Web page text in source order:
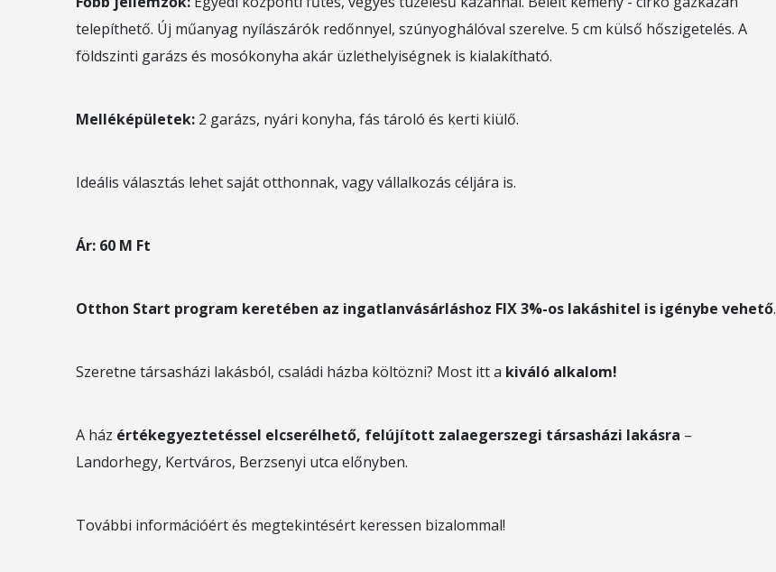
telepíthető. Új műanyag nyílászárók redőnnyel, szúnyoghálóval szerelve. 5 cm külső hőszigetelés. A
földszinti garázs és mosókonyha akár üzlethelyiségnek is kialakítható.
Melléképületek: 2 garázs, nyári konyha, fás tároló és kerti kiülő.
Ideális választás lehet saját otthonnak, vagy vállalkozás céljára is.
Ár: 60 M Ft
Otthon Start program keretében az ingatlanvásárláshoz FIX 3%-os lakáshitel is igénybe vehető.
Szeretne társasházi lakásból, családi házba költözni? Most itt a kiváló alkalom!
A ház értékegyeztetéssel elcserélhető, felújított zalaegerszegi társasházi lakásra –
Landorhegy, Kertváros, Berzsenyi utca előnyben.
További információért és megtekintésért keressen bizalommal!